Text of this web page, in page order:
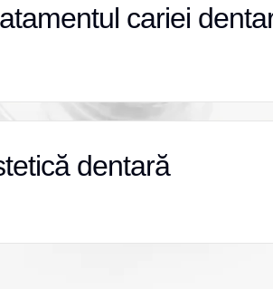
cariei
cariei
dentară
dentară